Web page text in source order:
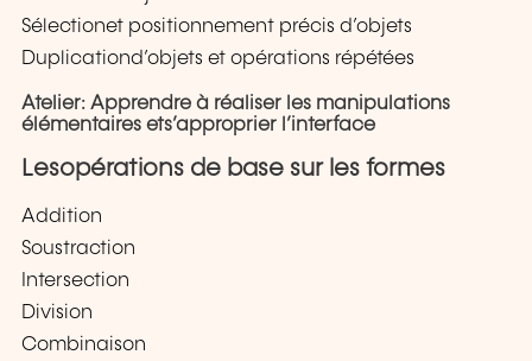
Sélectionet positionnement précis d’objets
Duplicationd’objets et opérations répétées
Atelier: Apprendre à réaliser les manipulations
élémentaires ets’approprier l’interface
Lesopérations de base sur les formes
Addition
Soustraction
Intersection
Division
Combinaison